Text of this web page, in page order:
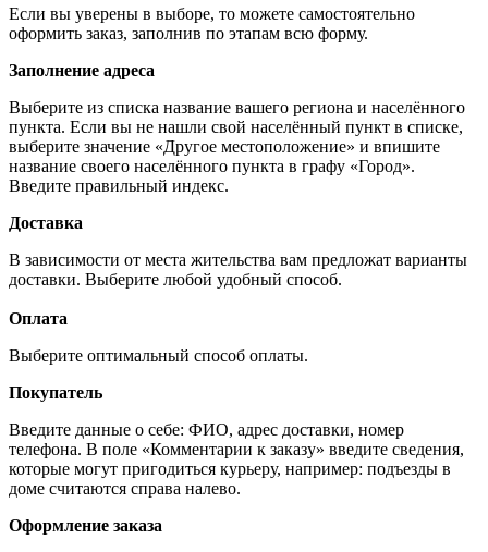
Если вы уверены в выборе, то можете самостоятельно
оформить заказ, заполнив по этапам всю форму.
Заполнение адреса
Выберите из списка название вашего региона и населённого
пункта. Если вы не нашли свой населённый пункт в списке,
выберите значение «Другое местоположение» и впишите
название своего населённого пункта в графу «Город».
Введите правильный индекс.
Доставка
В зависимости от места жительства вам предложат варианты
доставки. Выберите любой удобный способ.
Оплата
Выберите оптимальный способ оплаты.
Покупатель
Введите данные о себе: ФИО, адрес доставки, номер
телефона. В поле «Комментарии к заказу» введите сведения,
которые могут пригодиться курьеру, например: подъезды в
доме считаются справа налево.
Оформление заказа